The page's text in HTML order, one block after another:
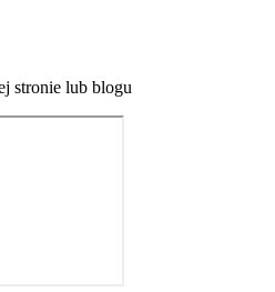
stronie lub blogu